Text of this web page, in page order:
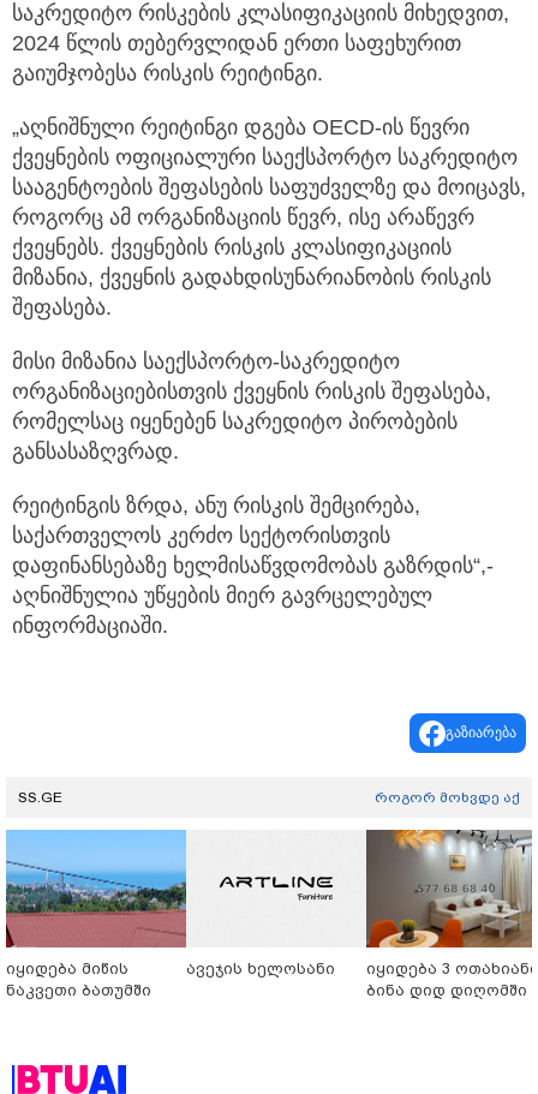
საკრედიტო რისკების კლასიფიკაციის მიხედვით,
2024 წლის თებერვლიდან ერთი საფეხურით
გაიუმჯობესა რისკის რეიტინგი.
„აღნიშნული რეიტინგი დგება OECD-ის წევრი
ქვეყნების ოფიციალური საექსპორტო საკრედიტო
სააგენტოების შეფასების საფუძველზე და მოიცავს,
როგორც ამ ორგანიზაციის წევრ, ისე არაწევრ
ქვეყნებს. ქვეყნების რისკის კლასიფიკაციის
მიზანია, ქვეყნის გადახდისუნარიანობის რისკის
შეფასება.
მისი მიზანია საექსპორტო-საკრედიტო
ორგანიზაციებისთვის ქვეყნის რისკის შეფასება,
რომელსაც იყენებენ საკრედიტო პირობების
განსასაზღვრად.
რეიტინგის ზრდა, ანუ რისკის შემცირება,
საქართველოს კერძო სექტორისთვის
დაფინანსებაზე ხელმისაწვდომობას გაზრდის“,-
აღნიშნულია უწყების მიერ გავრცელებულ
ინფორმაციაში.
გაზიარება
SS.GE როგორ მოხვდე აქ
იყიდება მიწის
ნაკვეთი ბათუმში
ავეჯის ხელოსანი
იყიდება 3 ოთახიანი
ბინა დიდ დიღომში